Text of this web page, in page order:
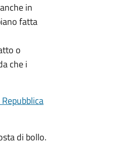
in
fatta
o
che i
di bollo.